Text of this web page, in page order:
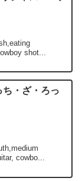
shot...
ち・ざ・ろっ
cowbo...